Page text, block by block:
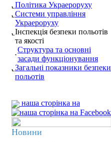
Політика Украероруху
Системи управління
Украероруху
Інспекція безпеки польотів
та якості
Структура та основні
засади функціонування
Загальні показники безпеки
польотів
наша сторінка на
Новини